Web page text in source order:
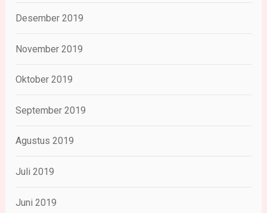
Desember 2019
November 2019
Oktober 2019
September 2019
Agustus 2019
Juli 2019
Juni 2019